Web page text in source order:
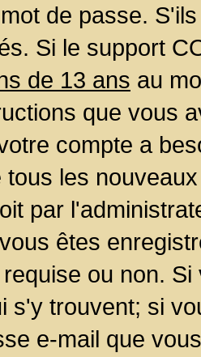
de passe.
Si le support
de 13 ans au
que vous
compte a
tous les
par
êtes
ou non.
s'y trouvent; si
e-mail que